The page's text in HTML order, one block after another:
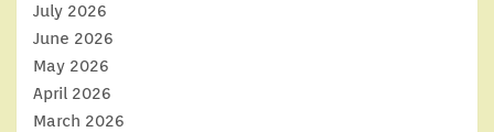
July 2026
June 2026
May 2026
April 2026
March 2026